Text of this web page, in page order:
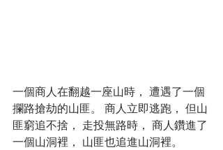
一個商人在翻越一座山時， 遭遇了一個
攔路搶劫的山匪。 商人立即逃跑， 但山
匪窮追不捨， 走投無路時， 商人鑽進了
一個山洞裡， 山匪也追進山洞裡。